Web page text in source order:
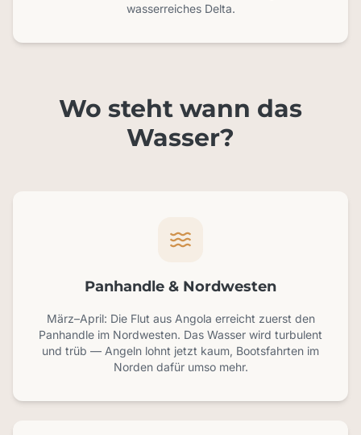
wasserreiches Delta.
Wo steht wann das
Wasser?
Panhandle & Nordwesten
März–April: Die Flut aus Angola erreicht zuerst den
Panhandle im Nordwesten. Das Wasser wird turbulent
und trüb — Angeln lohnt jetzt kaum, Bootsfahrten im
Norden dafür umso mehr.